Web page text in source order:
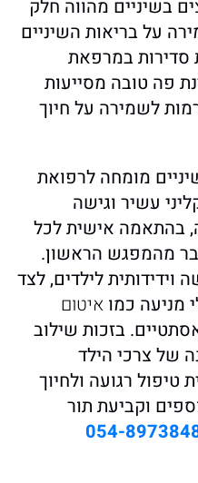
בשיניים מהווה חלק
על בריאות השיניים
סדירות במרפאת
פה טובה מסייעות
לשמירה על חיוך
מומחה לרפואת
עשיר וגישה
בהתאמה אישית לכל
כבר מהמפגש הראשון.
לילדים, לצד
מניעה כמו איטום
בזכות שילוב
של צרכי הילד
טיפול רגועה ולחיוך
וקביעת תור
054-